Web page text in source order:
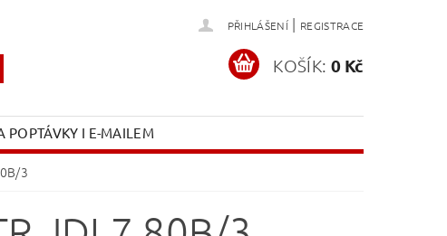
PŘIHLÁŠENÍ | REGISTRACE
KOŠÍK: 0 Kč
POPTÁVKY I E-MAILEM
3